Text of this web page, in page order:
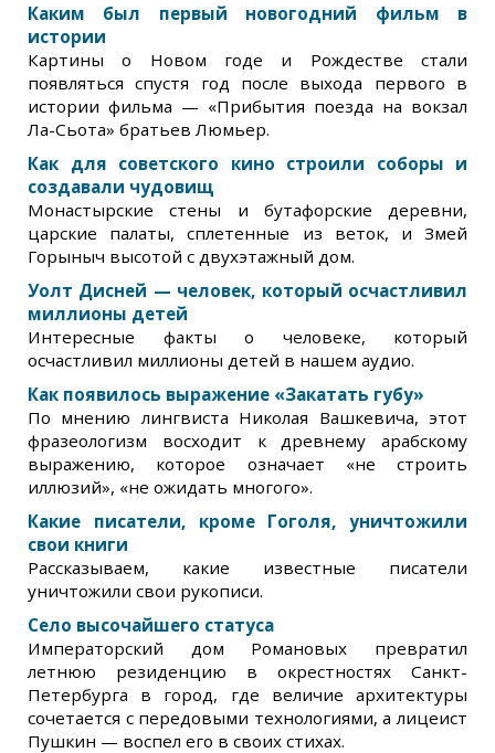
Каким был первый новогодний фильм в
истории
Картины о Новом годе и Рождестве стали
появляться спустя год после выхода первого в
истории фильма — «Прибытия поезда на вокзал
Ла-Сьота» братьев Люмьер.
Как для советского кино строили соборы и
создавали чудовищ
Монастырские стены и бутафорские деревни,
царские палаты, сплетенные из веток, и Змей
Горыныч высотой с двухэтажный дом.
Уолт Дисней — человек, который осчастливил
миллионы детей
Интересные факты о человеке, который
осчастливил миллионы детей в нашем аудио.
Как появилось выражение «Закатать губу»
По мнению лингвиста Николая Вашкевича, этот
фразеологизм восходит к древнему арабскому
выражению, которое означает «не строить
иллюзий», «не ожидать многого».
Какие писатели, кроме Гоголя, уничтожили
свои книги
Рассказываем, какие известные писатели
уничтожили свои рукописи.
Село высочайшего статуса
Императорский дом Романовых превратил
летнюю резиденцию в окрестностях Санкт-
Петербурга в город, где величие архитектуры
сочетается с передовыми технологиями, а лицеист
Пушкин — воспел его в своих стихах.